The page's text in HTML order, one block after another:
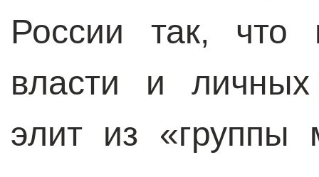
России так, что
власти и
элит из